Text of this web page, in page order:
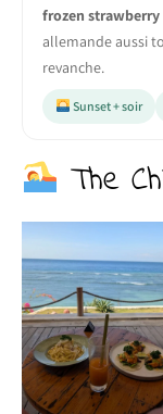
frozen
allemande aussi
revanche.
Sunset + soir
The